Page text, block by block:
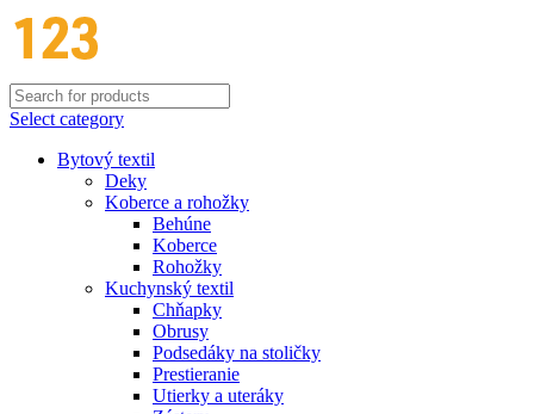
Select category
Bytový textil
Deky
Koberce a rohožky
Behúne
Koberce
Rohožky
Kuchynský textil
Chňapky
Obrusy
Podsedáky na stoličky
Prestieranie
Utierky a uteráky